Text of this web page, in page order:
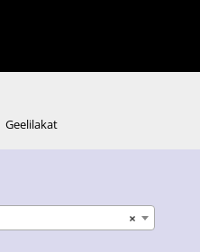
Geelilakat
×